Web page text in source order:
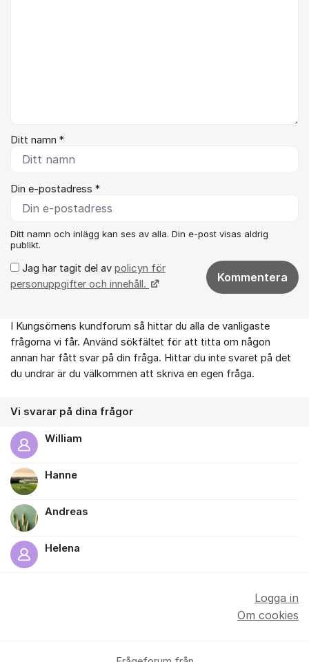
Ditt namn *
Din e-postadress *
Ditt namn och inlägg kan ses av alla. Din e-post visas aldrig
publikt.
Jag har tagit del av policyn för
personuppgifter och innehåll.
Kommentera
Om forumet
I Kungsörnens kundforum så hittar du alla de vanligaste
frågorna vi får. Använd sökfältet för att titta om någon
annan har fått svar på din fråga. Hittar du inte svaret på det
du undrar är du välkommen att skriva en egen fråga.
Vi svarar på dina frågor
William
Hanne
Andreas
Helena
Logga in
Om cookies